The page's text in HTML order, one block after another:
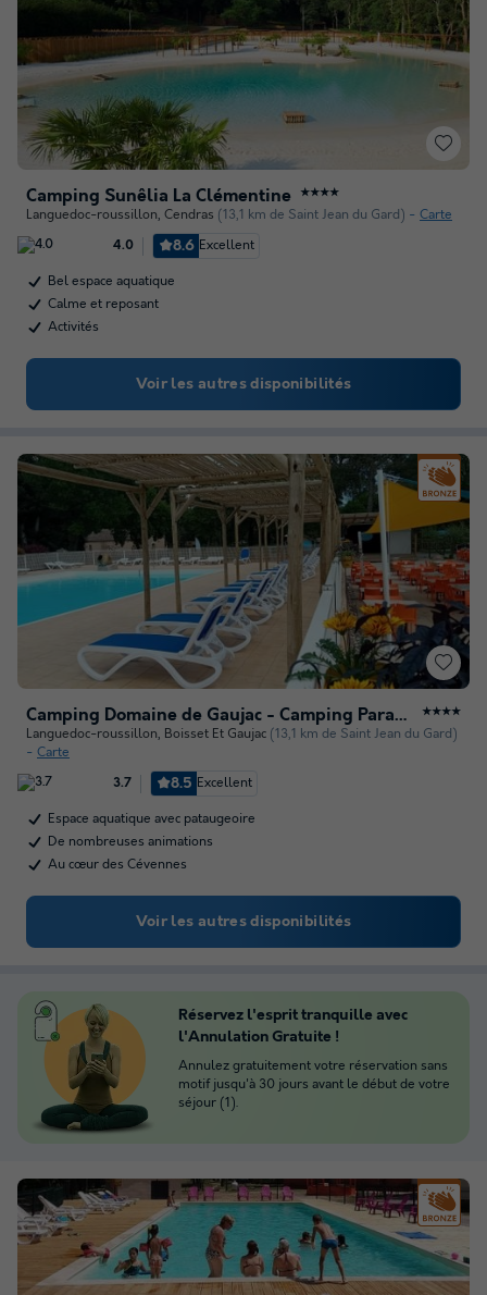
Camping Sunêlia La Clémentine ★★★★
Languedoc-roussillon, Cendras (13,1 km de Saint Jean du Gard) Carte
4.0 8.6 Excellent
Bel espace aquatique
Calme et reposant
Activités
Voir les autres disponibilités
Camping Domaine de Gaujac - Camping Paradis ★★★★
Languedoc-roussillon, Boisset Et Gaujac (13,1 km de Saint Jean du Gard)
Carte
3.7 8.5 Excellent
Espace aquatique avec pataugeoire
De nombreuses animations
Au cœur des Cévennes
Voir les autres disponibilités
Réservez l'esprit tranquille avec
l'Annulation Gratuite !
Annulez gratuitement votre réservation sans
motif jusqu'à 30 jours avant le début de votre
séjour (1).